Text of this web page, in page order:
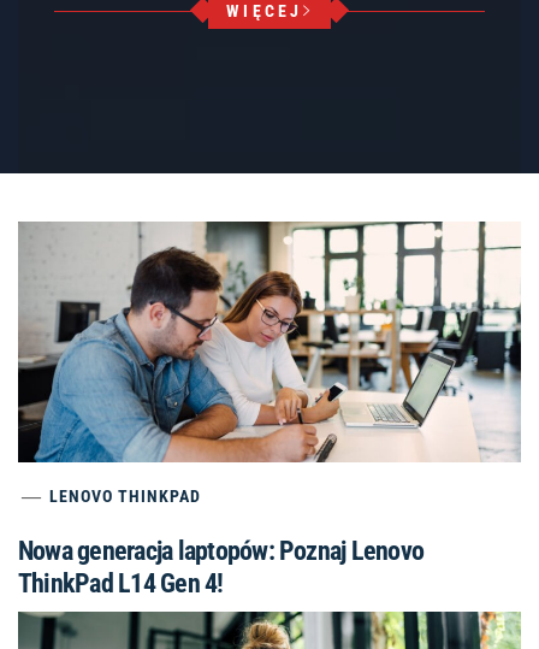
WIĘCEJ
LENOVO THINKPAD
Nowa generacja laptopów: Poznaj Lenovo
ThinkPad L14 Gen 4!